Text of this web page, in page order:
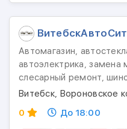
Автомагазин,
автоэлектрика, замена
слесарный ремонт,
Витебск, Вороновское
0
До 18:00